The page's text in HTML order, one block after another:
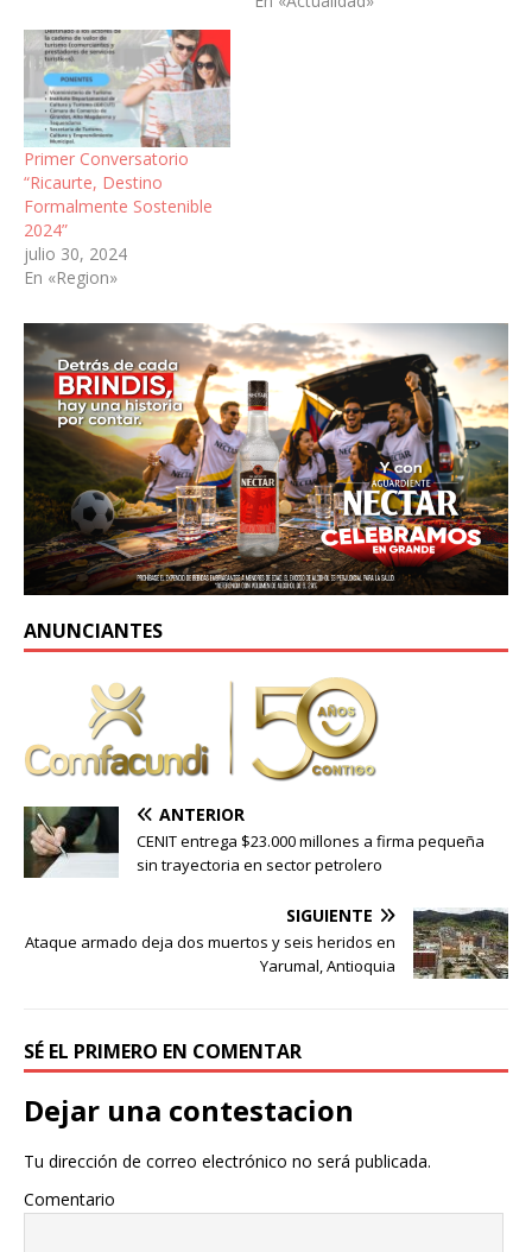
Primer Conversatorio
“Ricaurte, Destino
Formalmente Sostenible
2024”
julio 30, 2024
En «Region»
ANUNCIANTES
ANTERIOR
CENIT entrega $23.000 millones a firma pequeña
sin trayectoria en sector petrolero
SIGUIENTE
Ataque armado deja dos muertos y seis heridos en
Yarumal, Antioquia
SÉ EL PRIMERO EN COMENTAR
Dejar una contestacion
Tu dirección de correo electrónico no será publicada.
Comentario